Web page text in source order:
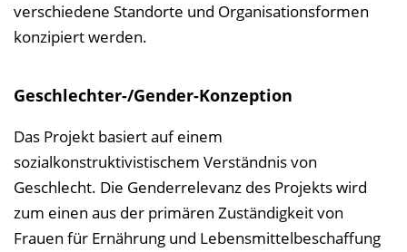
verschiedene Standorte und Organisationsformen
konzipiert werden.
Geschlechter-/Gender-Konzeption
Das Projekt basiert auf einem
sozialkonstruktivistischem Verständnis von
Geschlecht. Die Genderrelevanz des Projekts wird
zum einen aus der primären Zuständigkeit von
Frauen für Ernährung und Lebensmittelbeschaffung